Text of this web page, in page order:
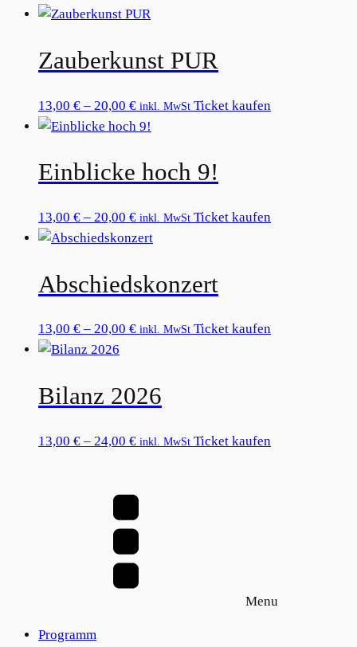
Zauberkunst PUR
13,00 € – 20,00 €Preisspanne:
13,00 €
20,00 €
inkl. MwSt Ticket kaufen
Produktseite
Einblicke hoch 9!
13,00 € – 20,00 €Preisspanne:
13,00 €
20,00 €
inkl. MwSt Ticket kaufen
Produktseite
Abschiedskonzert
13,00 € – 20,00 €Preisspanne:
20,00 €
inkl. MwSt Ticket kaufen
werden
Bilanz 2026
13,00 € – 24,00 €Preisspanne:
24,00 €
inkl. MwSt Ticket kaufen
können
Menu
Programm